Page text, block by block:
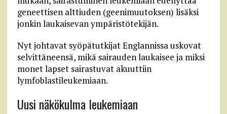
geneettisen alttiuden (geenimuutoksen) lisäksi
jonkin laukaisevan ympäristötekijän.
Nyt johtavat syöpätutkijat Englannissa uskovat
selvittäneensä, mikä sairauden laukaisee ja miksi
monet lapset sairastuvat akuuttiin
lymfoblastileukemiaan.
Uusi näkökulma leukemiaan